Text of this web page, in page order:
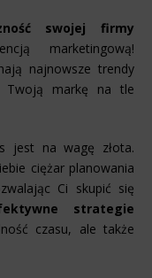
swojej firmy
marketingową!
najnowsze trendy
Twoją markę na tle
jest na wagę złota.
ciężar planowania
Ci skupić się
strategie
czasu, ale także